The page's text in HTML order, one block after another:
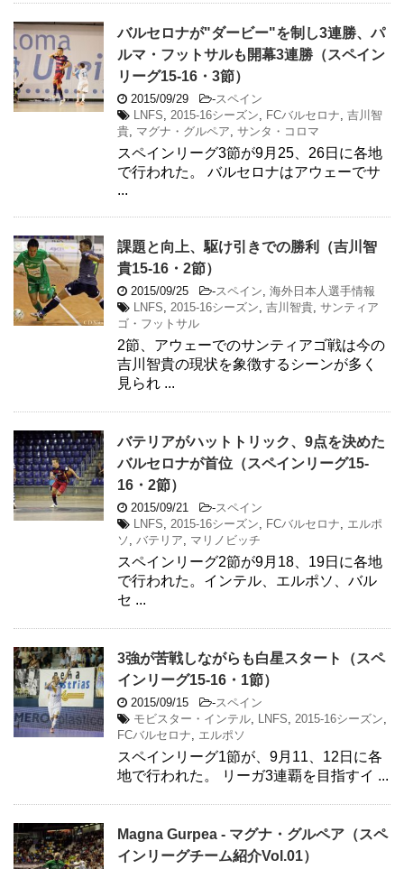
バルセロナが"ダービー"を制し3連勝、パ
ルマ・フットサルも開幕3連勝（スペイン
リーグ15-16・3節）
2015/09/29 -スペイン
LNFS
2015-16シーズン FCバルセロナ 吉川智
貴 マグナ・グルペア サンタ・コロマ
スペインリーグ3節が9月25、26日に各地
で行われた。 バルセロナはアウェーでサ
...
課題と向上、駆け引きでの勝利（吉川智
貴15-16・2節）
2015/09/25 -スペイン 海外日本人選手情報
LNFS
2015-16シーズン 吉川智貴 サンティア
ゴ・フットサル
2節、アウェーでのサンティアゴ戦は今の
吉川智貴の現状を象徴するシーンが多く
見られ ...
バテリアがハットトリック、9点を決めた
バルセロナが首位（スペインリーグ15-
16・2節）
2015/09/21 -スペイン
LNFS
2015-16シーズン FCバルセロナ
エルポ
ソ
バテリア マリノビッチ
スペインリーグ2節が9月18、19日に各地
で行われた。インテル、エルポソ、バル
セ ...
3強が苦戦しながらも白星スタート（スペ
インリーグ15-16・1節）
2015/09/15 -スペイン
モビスター・インテル
LNFS 2015-16シーズン
FCバルセロナ
エルポソ
スペインリーグ1節が、9月11、12日に各
地で行われた。 リーガ3連覇を目指すイ ...
Magna Gurpea - マグナ・グルペア（スペ
インリーグチーム紹介Vol.01）